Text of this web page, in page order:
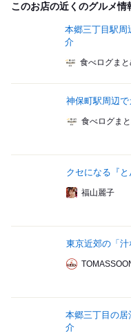
このお店の近くのグルメ情
本郷三丁目駅周
介
食べログま
神保町駅周辺
食べログま
クセになる『
福山麗子
東京近郊の「
本郷三丁目の
介